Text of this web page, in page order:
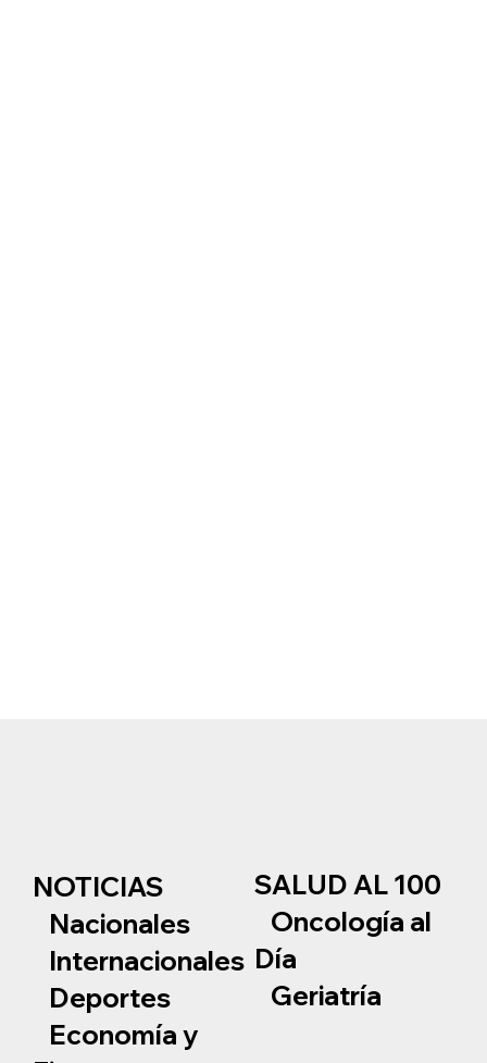
NOTICIAS
Nacionales
Internacionales
Deportes
Economía y
SALUD AL 100
Oncología al
Día
Geriatría